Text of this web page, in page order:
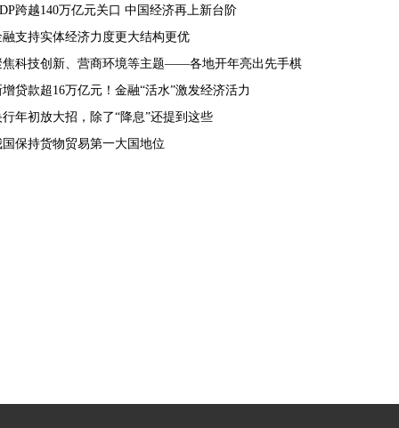
跨越140万亿元关口 中国经济再上新台阶
融支持实体经济力度更大结构更优
焦科技创新、营商环境等主题——各地开年亮出先手棋
增贷款超16万亿元！金融“活水”激发经济活力
行年初放大招，除了“降息”还提到这些
国保持货物贸易第一大国地位